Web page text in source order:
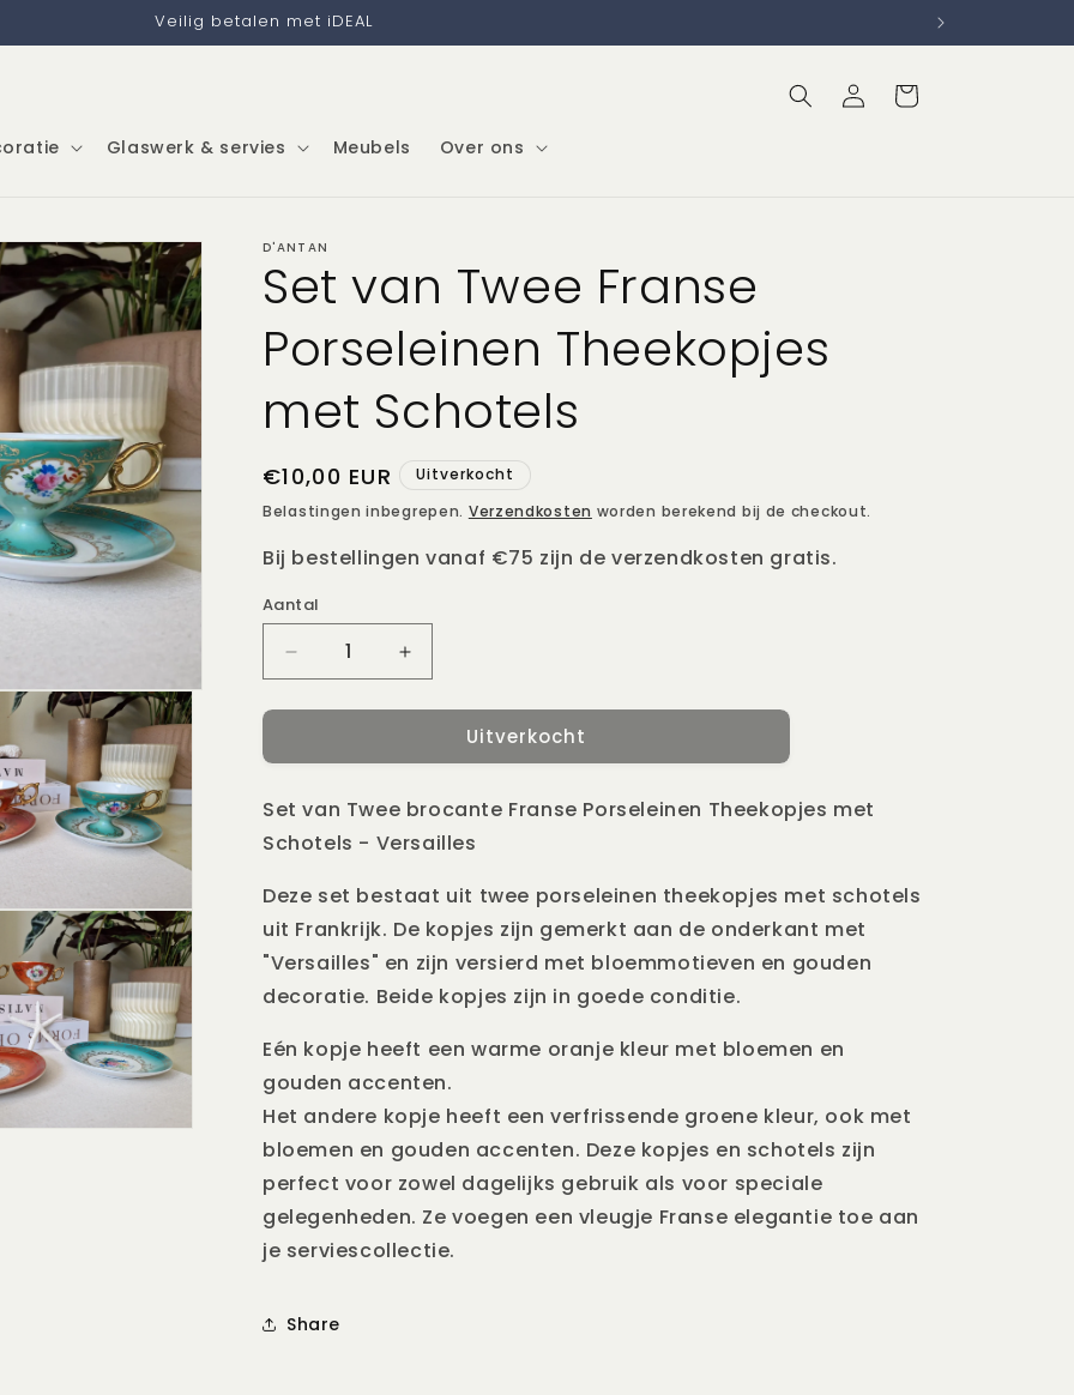
Veilig betalen met iDEAL
Glaswerk & servies Meubels Over ons
Inloggen
Winkelwagen
D'ANTAN
Set van Twee Franse
Porseleinen Theekopjes
met Schotels
Normale
prijs
€10,00 EUR
Uitverkocht
Belastingen inbegrepen. Verzendkosten worden berekend bij de checkout.
Bij bestellingen vanaf €75 zijn de verzendkosten gratis.
Aantal
Aantal
Aantal
verlagen
voor
van
Franse
Porseleinen
met
Aantal
verhogen
voor
van
Franse
Porseleinen
met
Uitverkocht
Set van Twee brocante Franse Porseleinen Theekopjes met
Schotels - Versailles
Deze set bestaat uit twee porseleinen theekopjes met schotels
uit Frankrijk. De kopjes zijn gemerkt aan de onderkant met
"Versailles" en zijn versierd met bloemmotieven en gouden
decoratie. Beide kopjes zijn in goede conditie.
Eén kopje heeft een warme oranje kleur met bloemen en
gouden accenten.
Het andere kopje heeft een verfrissende groene kleur, ook met
bloemen en gouden accenten. Deze kopjes en schotels zijn
perfect voor zowel dagelijks gebruik als voor speciale
gelegenheden. Ze voegen een vleugje Franse elegantie toe aan
je serviescollectie.
Share